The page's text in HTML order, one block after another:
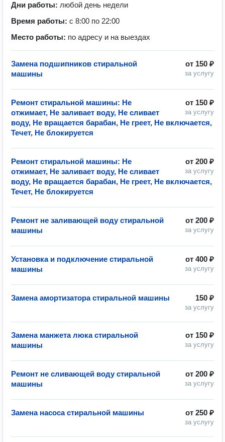
Дни работы: любой день недели
Время работы: с 8:00 по 22:00
Место работы: по адресу и на выездах
от 150 ₽
за услугу
Замена подшипников стиральной
машины
от 150 ₽
за услугу
Ремонт стиральной машины: Не
отжимает, Не заливает воду, Не сливает
воду, Не вращается барабан, Не греет, Не включается,
Течет, Не блокируется
от 200 ₽
за услугу
Ремонт стиральной машины: Не
отжимает, Не заливает воду, Не сливает
воду, Не вращается барабан, Не греет, Не включается,
Течет, Не блокируется
от 200 ₽
за услугу
Ремонт не заливающей воду стиральной
машины
от 400 ₽
за услугу
Установка и подключение стиральной
машины
150 ₽
за услугу
Замена амортизатора стиральной машины
от 150 ₽
за услугу
Замена манжета люка стиральной
машины
от 200 ₽
за услугу
Ремонт не сливающей воду стиральной
машины
от 250 ₽
за услугу
Замена насоса стиральной машины